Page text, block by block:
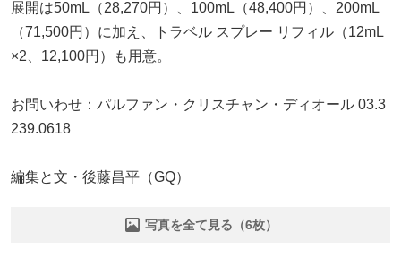
展開は50mL（28,270円）、100mL（48,400円）、200mL
（71,500円）に加え、トラベル スプレー リフィル（12mL
×2、12,100円）も用意。
お問いわせ：パルファン・クリスチャン・ディオール 03.3
239.0618
編集と文・後藤昌平（GQ）
写真を全て見る（6枚）